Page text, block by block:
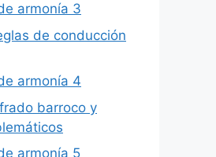
armonía 3
de conducción
armonía 4
barroco y
armonía 5